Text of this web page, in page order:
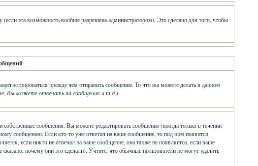
эта возможность вообще разрешена администратором). Это сделано для того, чтобы
прежде чем отправить сообщение. То что вы можете делать в данном
Вы можете отвечать на сообщения и т.д.)
сообщения. Вы можете редактировать сообщение (иногда только в течении
сообщению. Если кто-то уже ответил на ваше сообщение, то под ним появится
если никто не отвечал на ваше сообщение, она также не появляется, если ваше
почему они это сделали). Учтите, что обычные пользователи не могут удалить